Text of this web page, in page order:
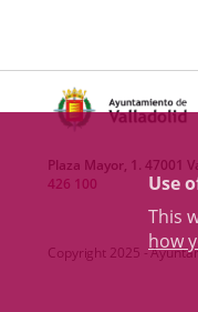
Use
This
how
Plaza Mayor, 1. 47001
426 100
Copyright 2025 -